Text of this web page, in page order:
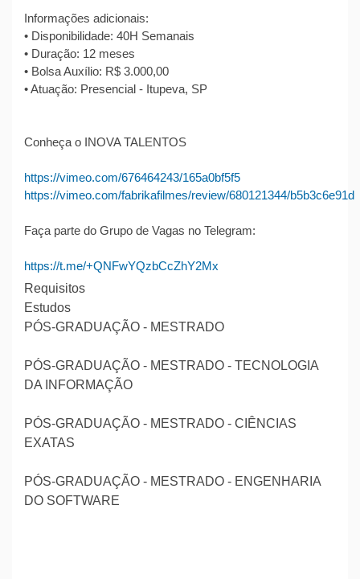
Informações adicionais:
• Disponibilidade: 40H Semanais
• Duração: 12 meses
• Bolsa Auxílio: R$ 3.000,00
• Atuação: Presencial - Itupeva, SP
Conheça o INOVA TALENTOS
https://vimeo.com/676464243/165a0bf5f5
https://vimeo.com/fabrikafilmes/review/680121344/b5b3c6e91d
Faça parte do Grupo de Vagas no Telegram:
https://t.me/+QNFwYQzbCcZhY2Mx
Requisitos
Estudos
PÓS-GRADUAÇÃO - MESTRADO
PÓS-GRADUAÇÃO - MESTRADO - TECNOLOGIA
DA INFORMAÇÃO
PÓS-GRADUAÇÃO - MESTRADO - CIÊNCIAS
EXATAS
PÓS-GRADUAÇÃO - MESTRADO - ENGENHARIA
DO SOFTWARE